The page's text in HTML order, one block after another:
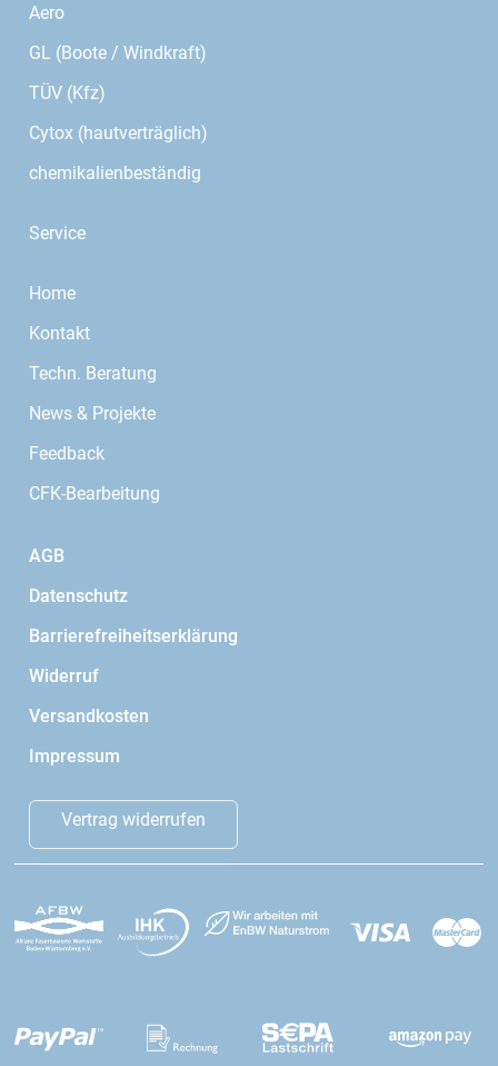
Aero
GL (Boote / Windkraft)
TÜV (Kfz)
Cytox (hautverträglich)
chemikalienbeständig
Service
Home
Kontakt
Techn. Beratung
News & Projekte
Feedback
CFK-Bearbeitung
AGB
Datenschutz
Barrierefreiheitserklärung
Widerruf
Versandkosten
Impressum
Vertrag widerrufen